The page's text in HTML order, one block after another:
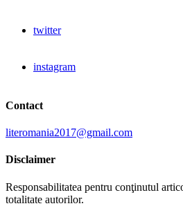
twitter
instagram
Contact
literomania2017@gmail.com
Disclaimer
Responsabilitatea pentru conţinutul
totalitate autorilor.